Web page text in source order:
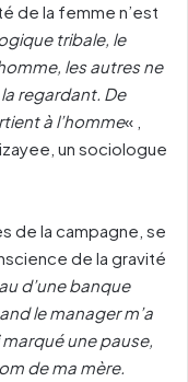
de la femme n’est
tribale, le
les autres ne
regardant. De
à l’homme« ,
un sociologue
de la campagne, se
de la gravité
d’une banque
le manager m’a
une pause,
de ma mère.